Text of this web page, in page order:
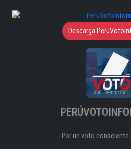
Descarga
Por un voto consciente